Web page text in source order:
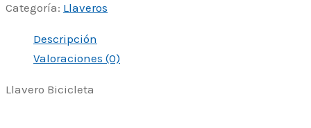
Categoría: Llaveros
Descripción
Valoraciones (0)
Llavero Bicicleta